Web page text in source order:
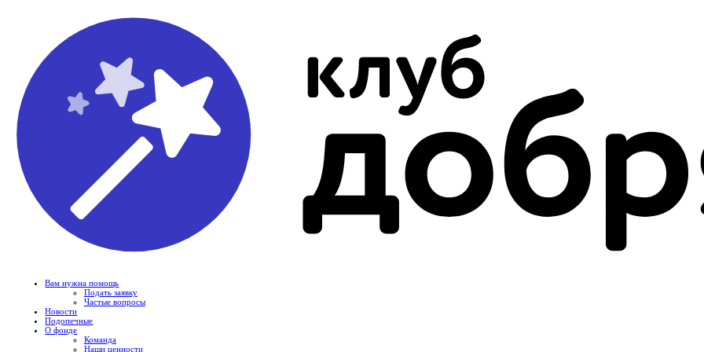
Вам нужна помощь
Подать заявку
Частые вопросы
Новости
Подопечные
О фонде
Команда
Наши ценности